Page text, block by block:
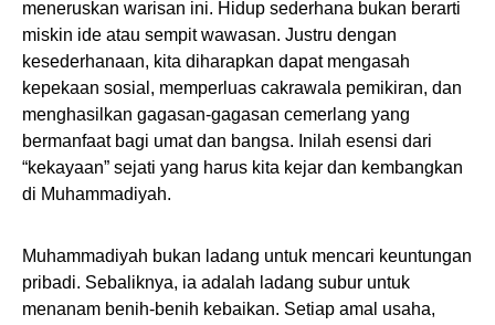
meneruskan warisan ini. Hidup sederhana bukan berarti
miskin ide atau sempit wawasan. Justru dengan
kesederhanaan, kita diharapkan dapat mengasah
kepekaan sosial, memperluas cakrawala pemikiran, dan
menghasilkan gagasan-gagasan cemerlang yang
bermanfaat bagi umat dan bangsa. Inilah esensi dari
“kekayaan” sejati yang harus kita kejar dan kembangkan
di Muhammadiyah.
Muhammadiyah bukan ladang untuk mencari keuntungan
pribadi. Sebaliknya, ia adalah ladang subur untuk
menanam benih-benih kebaikan. Setiap amal usaha,